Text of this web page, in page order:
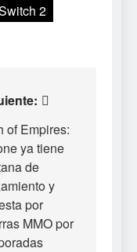
2
of Empires:
ya tiene
de
y
por
MMO por